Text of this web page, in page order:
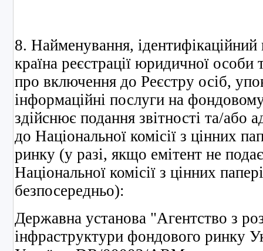
8. Найменування,
країна реєстрації юридичної особи
про включення до Реєстру осіб,
інформаційні послуги на
здійснює подання звітності та/або
до Національної комісії з цінних
ринку (у разі, якщо емітент не
Національної комісії з цінних
безпосередньо):
Державна установа "Агентство з
інфраструктури фондового ринку